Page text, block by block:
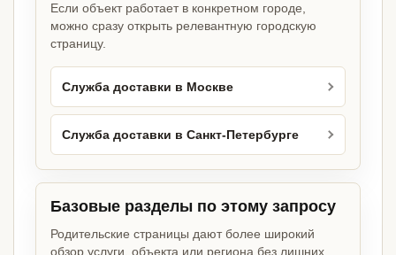
Если объект работает в конкретном городе,
можно сразу открыть релевантную городскую
страницу.
Служба доставки в Москве
Служба доставки в Санкт-Петербурге
Базовые разделы по этому запросу
Родительские страницы дают более широкий
обзор услуги, объекта или региона без лишних